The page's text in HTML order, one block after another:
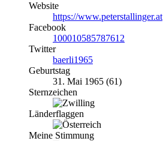
Website
https://www.peterstallinger.at
Facebook
100010585787612
Twitter
baerli1965
Geburtstag
31. Mai 1965 (61)
Sternzeichen
Länderflaggen
Meine Stimmung